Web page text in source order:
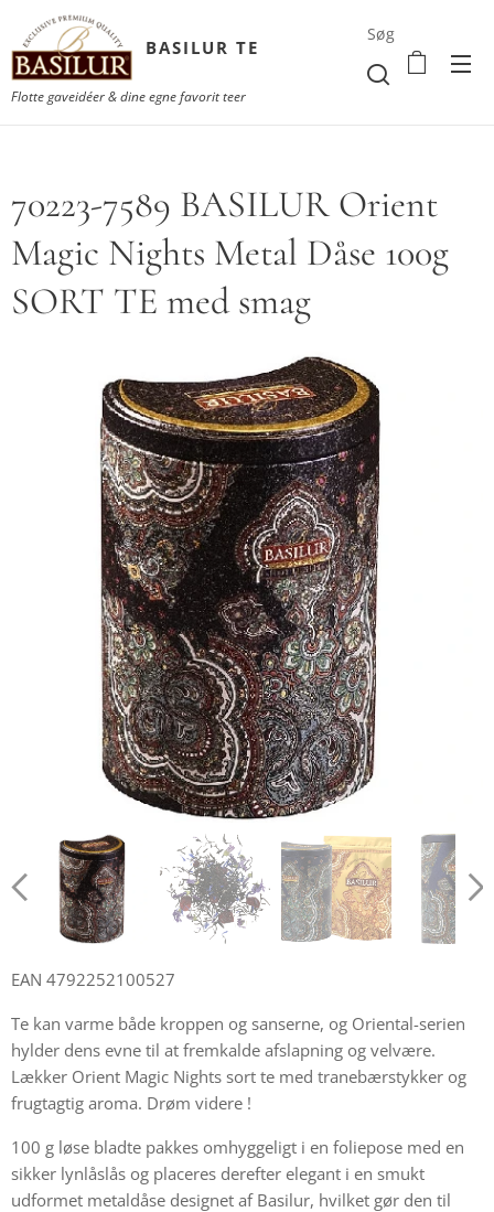
BASILUR TE
Flotte gaveidéer & dine egne favorit teer
Søg
70223-7589 BASILUR Orient
Magic Nights Metal Dåse 100g
SORT TE med smag
EAN 4792252100527
Te kan varme både kroppen og sanserne, og Oriental-serien
hylder dens evne til at fremkalde afslapning og velvære.
Lækker Orient Magic Nights sort te med tranebærstykker og
frugtagtig aroma. Drøm videre !
100 g løse bladte pakkes omhyggeligt i en foliepose med en
sikker lynlåslås og placeres derefter elegant i en smukt
udformet metaldåse designet af Basilur, hvilket gør den til